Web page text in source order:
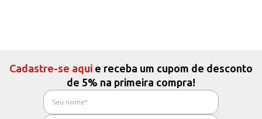
Cadastre-se aqui e receba um cupom de desconto
de 5% na primeira compra!